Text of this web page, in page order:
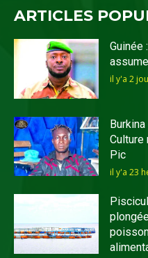
ARTICLES
Guinée
il y'a 2
Culture
Pic
il y'a 23